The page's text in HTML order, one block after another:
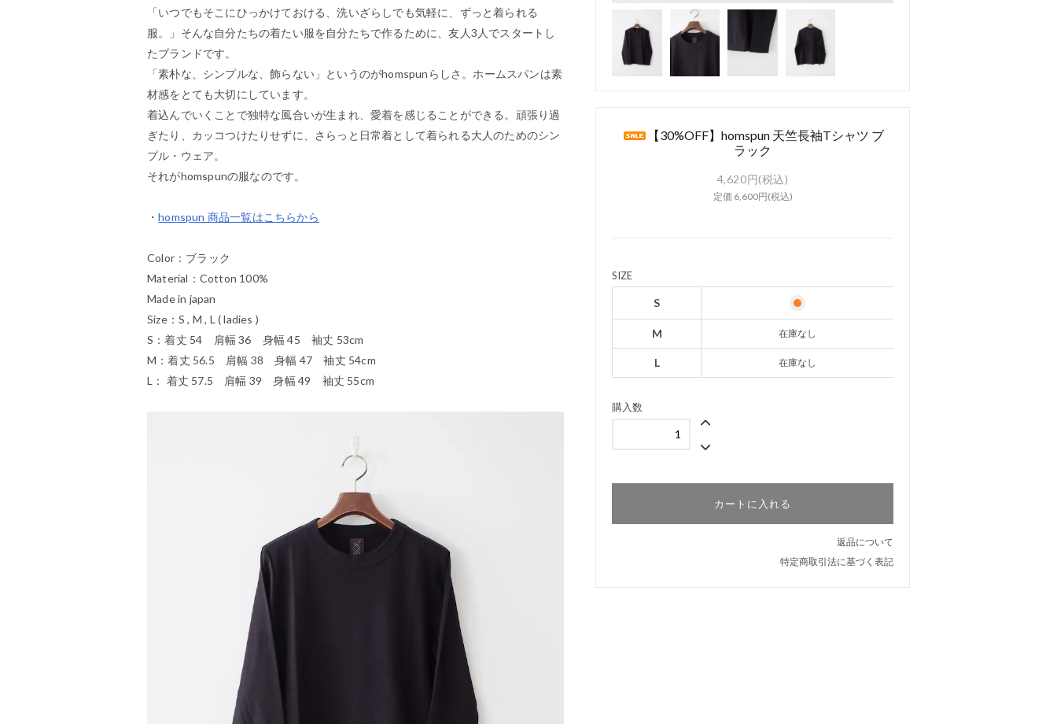
【30%OFF】homspun 天竺長袖Tシャツ ブ
ラック
4,620円(税込)
定価 6,600円(税込)
SIZE
S
M 在庫なし
L 在庫なし
購入数
カートに入れる
返品について
特定商取引法に基づく表記
「いつでもそこにひっかけておける、洗いざらしでも気軽に、ずっと着られる
服。」そんな自分たちの着たい服を自分たちで作るために、友人3人でスタートし
たブランドです。
「素朴な、シンプルな、飾らない」というのがhomspunらしさ。ホームスパンは素
材感をとても大切にしています。
着込んでいくことで独特な風合いが生まれ、愛着を感じることができる。頑張り過
ぎたり、カッコつけたりせずに、さらっと日常着として着られる大人のためのシン
プル・ウェア。
それがhomspunの服なのです。
・homspun 商品一覧はこちらから
Color：ブラック
Material：Cotton 100%
Made in japan
Size：S , M , L ( ladies )
S：着丈 54 肩幅 36 身幅 45 袖丈 53cm
M：着丈 56.5 肩幅 38 身幅 47 袖丈 54cm
L： 着丈 57.5 肩幅 39 身幅 49 袖丈 55cm